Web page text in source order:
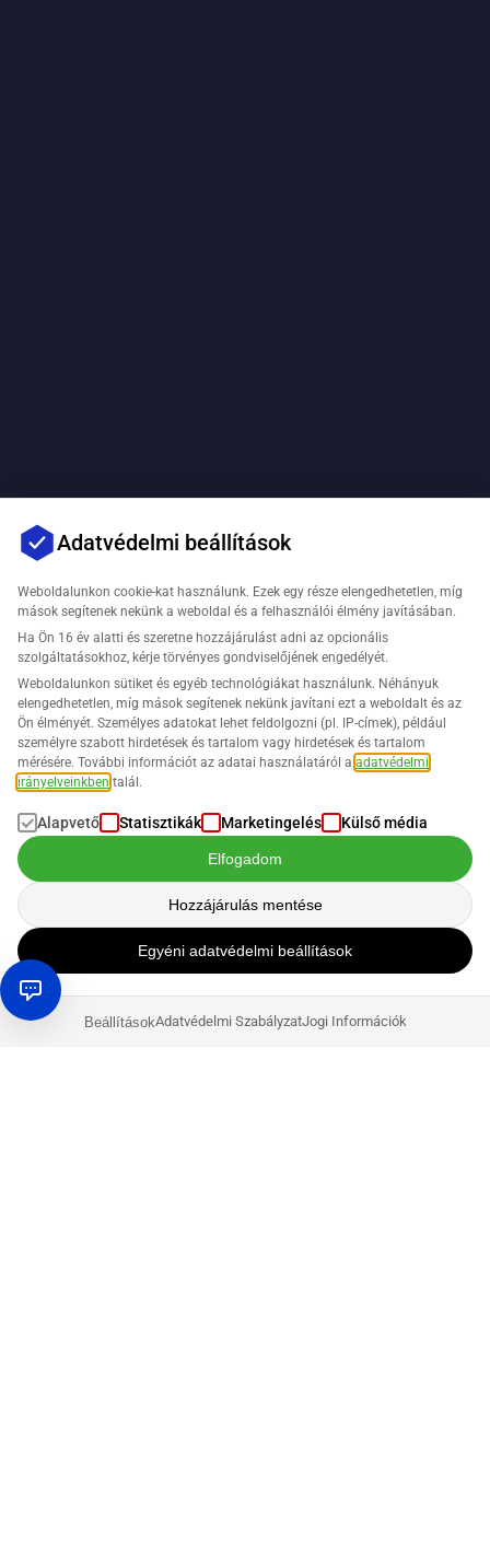
Adatvédelmi beállítások
Weboldalunkon cookie-kat használunk. Ezek egy része elengedhetetlen, míg
mások segítenek nekünk a weboldal és a felhasználói élmény javításában.
Ha Ön 16 év alatti és szeretne hozzájárulást adni az opcionális
szolgáltatásokhoz, kérje törvényes gondviselőjének engedélyét.
Weboldalunkon sütiket és egyéb technológiákat használunk. Néhányuk
elengedhetetlen, míg mások segítenek nekünk javítani ezt a weboldalt és az
Ön élményét. Személyes adatokat lehet feldolgozni (pl. IP-címek), például
személyre szabott hirdetések és tartalom vagy hirdetések és tartalom
mérésére. További információt az adatai használatáról a adatvédelmi
irányelveinkben talál.
Alapvető Statisztikák Marketingelés Külső média
Elfogadom
Hozzájárulás mentése
Egyéni adatvédelmi beállítások
BeállításokAdatvédelmi SzabályzatJogi Információk